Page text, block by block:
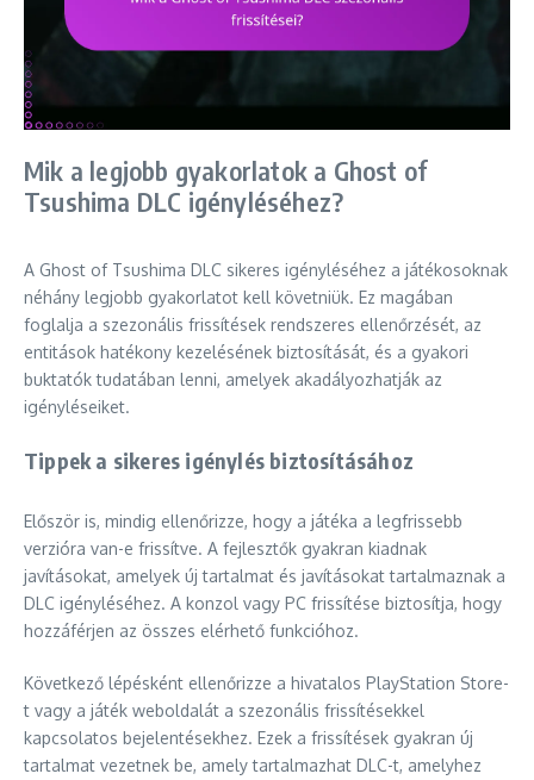
Mik a legjobb gyakorlatok a Ghost of
Tsushima DLC igényléséhez?
A Ghost of Tsushima DLC sikeres igényléséhez a játékosoknak
néhány legjobb gyakorlatot kell követniük. Ez magában
foglalja a szezonális frissítések rendszeres ellenőrzését, az
entitások hatékony kezelésének biztosítását, és a gyakori
buktatók tudatában lenni, amelyek akadályozhatják az
igényléseiket.
Tippek a sikeres igénylés biztosításához
Először is, mindig ellenőrizze, hogy a játéka a legfrissebb
verzióra van-e frissítve. A fejlesztők gyakran kiadnak
javításokat, amelyek új tartalmat és javításokat tartalmaznak a
DLC igényléséhez. A konzol vagy PC frissítése biztosítja, hogy
hozzáférjen az összes elérhető funkcióhoz.
Következő lépésként ellenőrizze a hivatalos PlayStation Store-
t vagy a játék weboldalát a szezonális frissítésekkel
kapcsolatos bejelentésekhez. Ezek a frissítések gyakran új
tartalmat vezetnek be, amely tartalmazhat DLC-t, amelyhez